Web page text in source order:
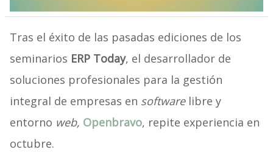
Tras el éxito de las pasadas ediciones de los
seminarios ERP Today, el desarrollador de
soluciones profesionales para la gestión
integral de empresas en softwarelibre y
entorno web, Openbravo, repite experiencia en
octubre.